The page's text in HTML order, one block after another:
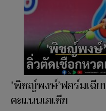
'พิชญ์พงษ์’ฟอร์มเฉีย
คะแนนเอเชีย